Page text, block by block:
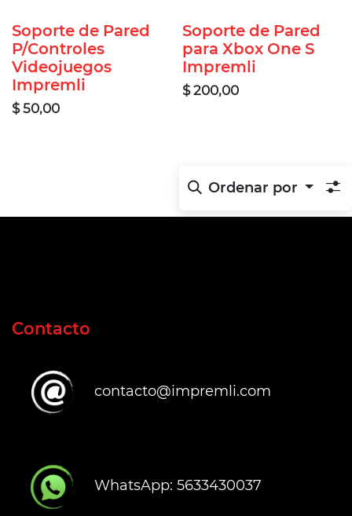
Soporte de Pared
P/Controles
Videojuegos
Impremli
$50,00
Soporte de Pared
para Xbox One S
Impremli
$200,00
Ordenar por
Contacto
contacto@impremli.com
WhatsApp: 5633430037